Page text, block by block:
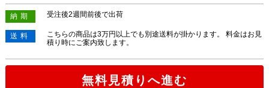
納期 受注後2週間前後で出荷
送料
こちらの商品は3万円以上でも別途送料が掛かります。 料金はお見
積り時にご案内致します。
無料見積りへ進む